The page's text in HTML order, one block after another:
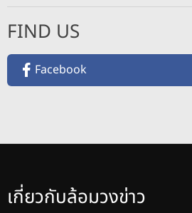
FIND US
Facebook
เกี่ยวกับล้อมวงข่าว